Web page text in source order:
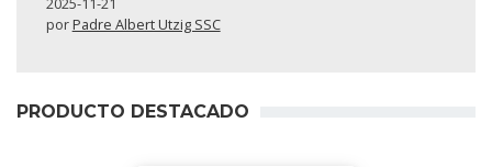
porPadre Albert Utzig SSC
PRODUCTO DESTACADO